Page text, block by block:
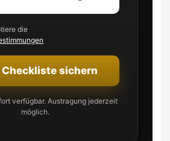
die
sichern
verfügbar. Austragung jederzeit
möglich.